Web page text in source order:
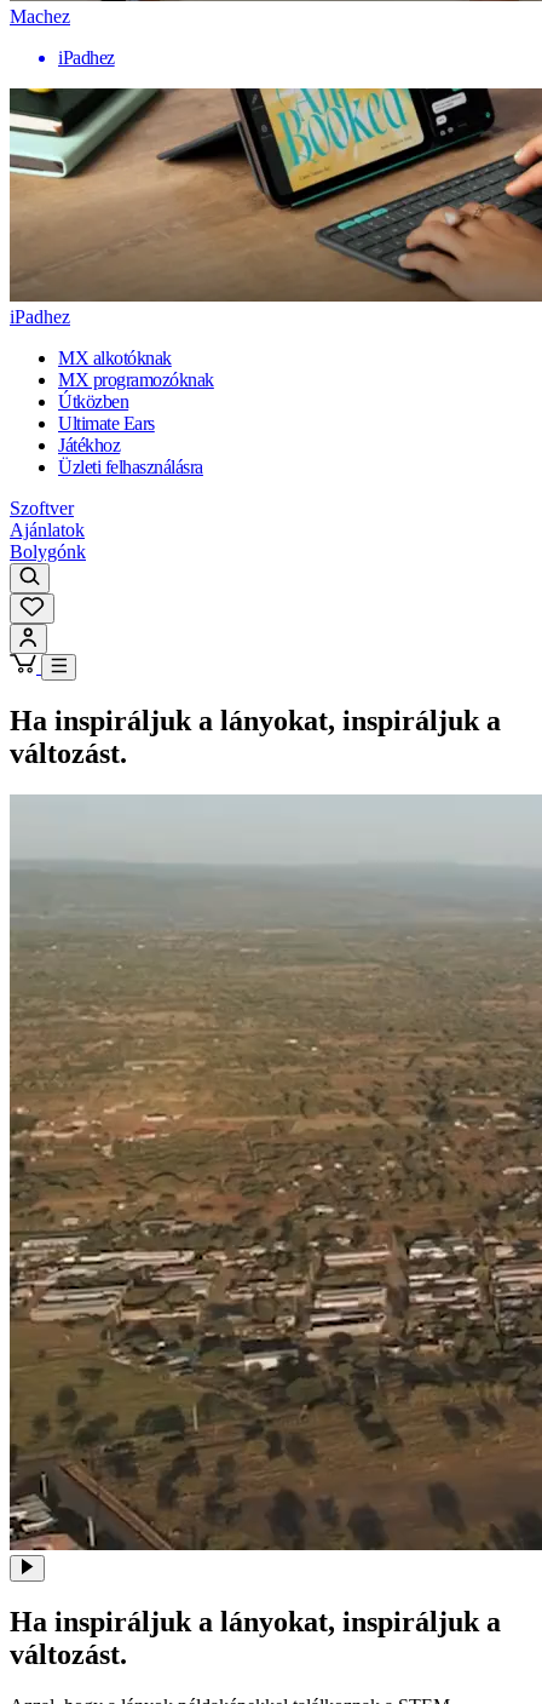
Machez
iPadhez
iPadhez
MX alkotóknak
MX programozóknak
Útközben
Ultimate Ears
Játékhoz
Üzleti felhasználásra
Szoftver
Ajánlatok
Bolygónk
Ha inspiráljuk a lányokat, inspiráljuk a
változást.
Ha inspiráljuk a lányokat, inspiráljuk a
változást.